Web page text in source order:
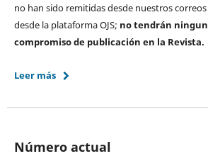
no han sido remitidas desde nuestros
desde la plataforma OJS; no tendrán
compromiso de publicación en la Revista.
Leer más
Número actual